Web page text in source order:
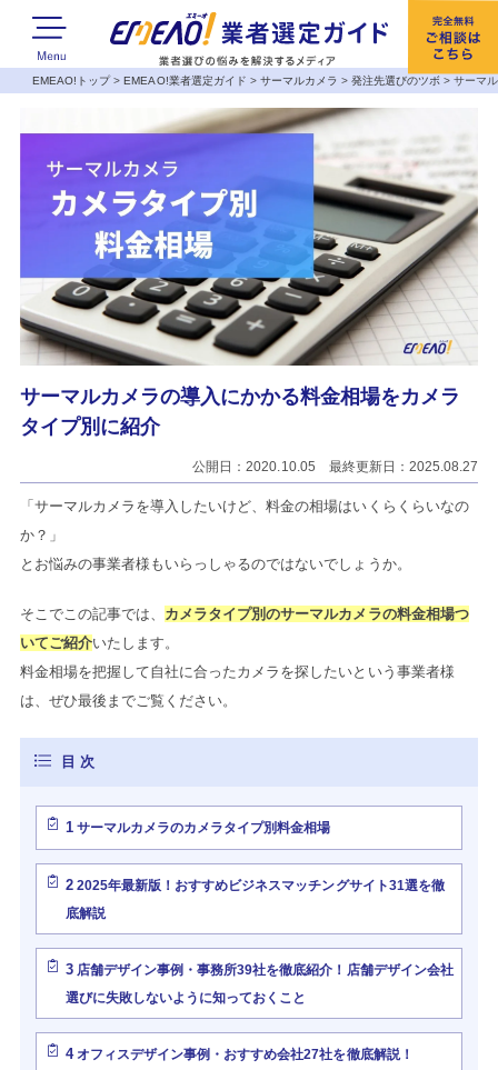
EMEAO!トップ>EMEAO!業者選定ガイド > サーマルカメラ >発注先選びのツボ >サーマ
サーマルカメラの導入にかかる料金相場をカメラ
タイプ別に紹介
公開日：2020.10.05 最終更新日：2025.08.27
「サーマルカメラを導入したいけど、料金の相場はいくらくらいなの
か？」
とお悩みの事業者様もいらっしゃるのではないでしょうか。
そこでこの記事では、 カメラタイプ別のサーマルカメラの料金相場つ
いてご紹介いたします。
料金相場を把握して自社に合ったカメラを探したいという事業者様
は、ぜひ最後までご覧ください。
1サーマルカメラのカメラタイプ別料金相場
22025年最新版！おすすめビジネスマッチングサイト31選を徹
底解説
3店舗デザイン事例・事務所39社を徹底紹介！店舗デザイン会社
選びに失敗しないように知っておくこと
4オフィスデザイン事例・おすすめ会社27社を徹底解説！